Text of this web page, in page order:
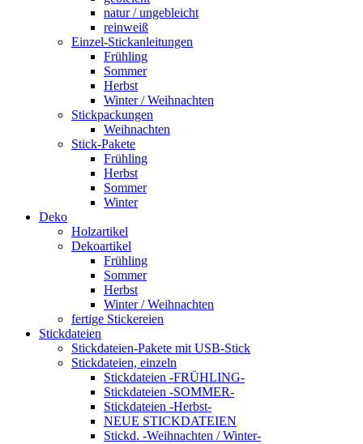
natur / ungebleicht
reinweiß
Einzel-Stickanleitungen
Frühling
Sommer
Herbst
Winter / Weihnachten
Stickpackungen
Weihnachten
Stick-Pakete
Frühling
Herbst
Sommer
Winter
Deko
Holzartikel
Dekoartikel
Frühling
Sommer
Herbst
Winter / Weihnachten
fertige Stickereien
Stickdateien
Stickdateien-Pakete mit USB-Stick
Stickdateien, einzeln
Stickdateien -FRÜHLING-
Stickdateien -SOMMER-
Stickdateien -Herbst-
NEUE STICKDATEIEN
Stickd. -Weihnachten / Winter-